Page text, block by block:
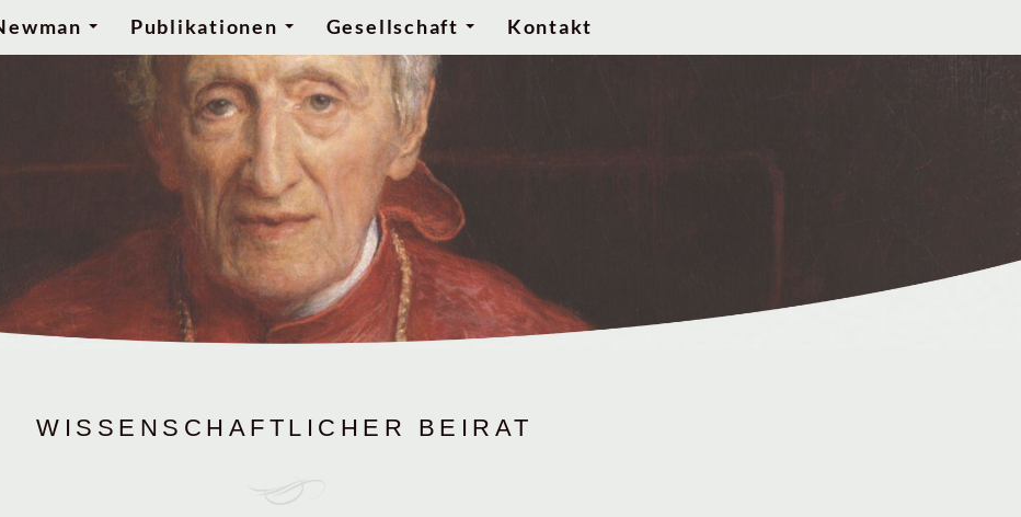
Publikationen Gesellschaft Kontakt
WISSENSCHAFTLICHER BEIRAT